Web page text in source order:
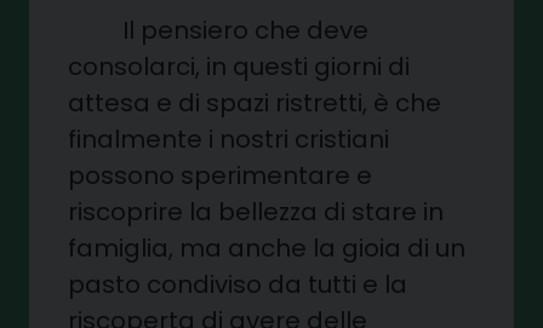
Il pensiero che deve
consolarci, in questi giorni di
attesa e di spazi ristretti, è che
finalmente i nostri cristiani
possono sperimentare e
riscoprire la bellezza di stare in
famiglia, ma anche la gioia di un
pasto condiviso da tutti e la
riscoperta di avere delle